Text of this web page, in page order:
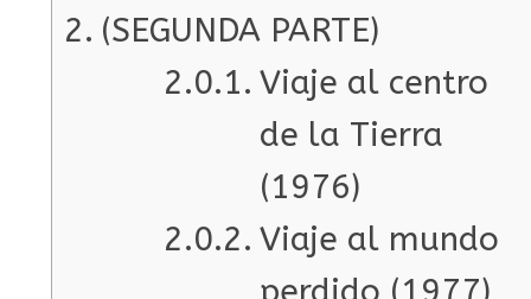
(SEGUNDA PARTE)
Viaje al centro
de la Tierra
(1976)
Viaje al mundo